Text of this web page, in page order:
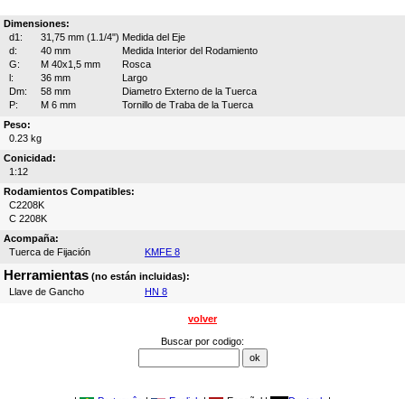
Dimensiones:
d1:
31,75 mm (1.1/4") Medida del Eje
d:
40 mm
Medida Interior del Rodamiento
G:
M 40x1,5 mm
Rosca
l:
36 mm
Largo
Dm:
58 mm
Diametro Externo de la Tuerca
P:
M 6 mm
Tornillo de Traba de la Tuerca
Peso:
0.23 kg
Conicidad:
1:12
Rodamientos Compatibles:
C2208K
C 2208K
Acompaña:
Tuerca de Fijación
KMFE 8
Herramientas (no están incluidas):
Llave de Gancho
HN 8
volver
Buscar por codigo: